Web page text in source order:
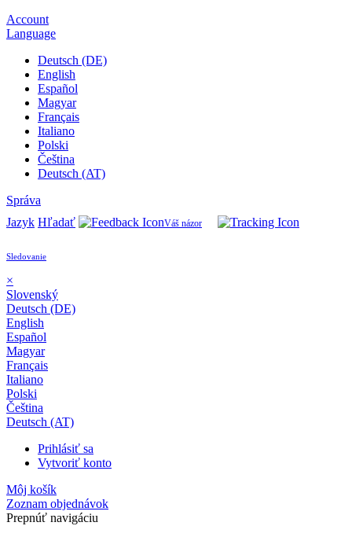
Account
Language
Deutsch (DE)
English
Español
Magyar
Français
Italiano
Polski
Čeština
Deutsch (AT)
Správa
Jazyk Hľadať Váš názor
Sledovanie
×
Slovenský
Deutsch (DE)
English
Español
Magyar
Français
Italiano
Polski
Čeština
Deutsch (AT)
Prihlásiť sa
Vytvoriť konto
Môj košík
Zoznam objednávok
Prepnúť navigáciu